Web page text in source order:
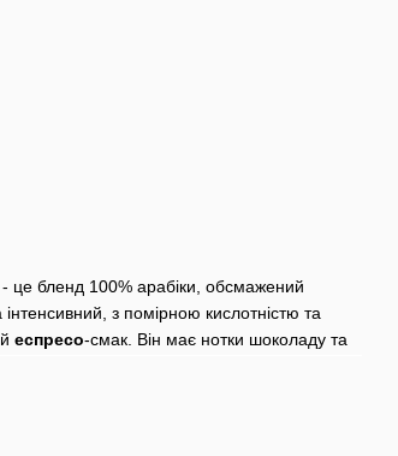
- це бленд 100% арабіки, обсмажений
з помірною кислотністю та
еспресо-смак. Він має нотки шоколаду та